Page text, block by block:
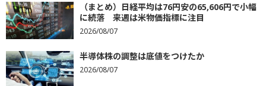
（まとめ）日経平均は76円安の65,606円で小幅
に続落 来週は米物価指標に注目
2026/08/07
半導体株の調整は底値をつけたか
2026/08/07